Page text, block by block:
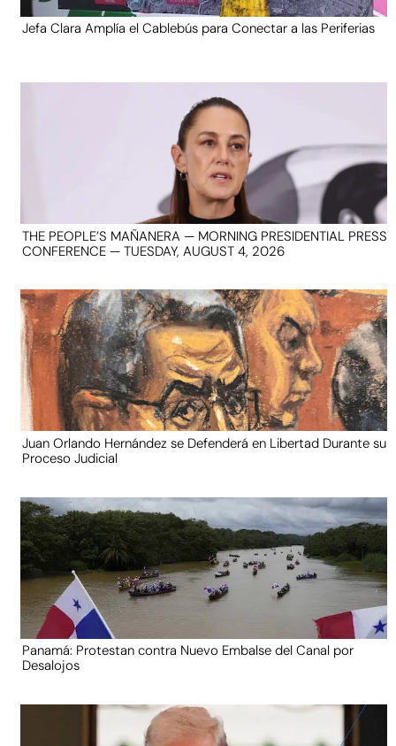
Jefa Clara Amplía el Cablebús para Conectar a las Periferias
THE PEOPLE’S MAÑANERA — MORNING PRESIDENTIAL PRESS
CONFERENCE — TUESDAY, AUGUST 4, 2026
Juan Orlando Hernández se Defenderá en Libertad Durante su
Proceso Judicial
Panamá: Protestan contra Nuevo Embalse del Canal por
Desalojos